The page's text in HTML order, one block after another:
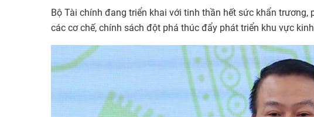
Bộ Tài chính đang triển khai với tinh thần hết sức khẩn
các cơ chế, chính sách đột phá thúc đẩy phát triển khu vực